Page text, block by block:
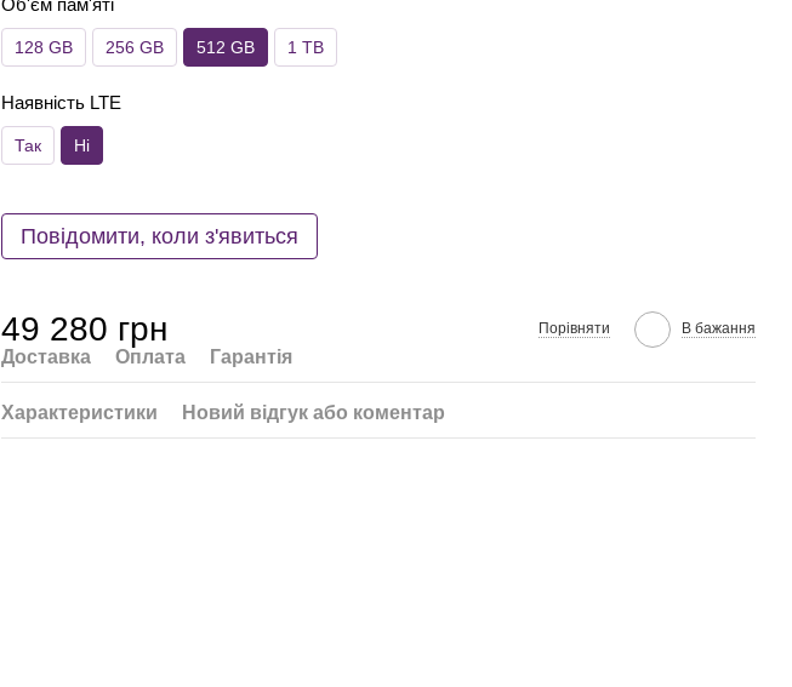
Об'єм пам'яті
128 GB 256 GB 512 GB 1 TB
Наявність LTE
Так Ні
Повідомити, коли з'явиться
49 280 грн Порівняти В бажання
Доставка Оплата Гарантія
Характеристики Новий відгук або коментар